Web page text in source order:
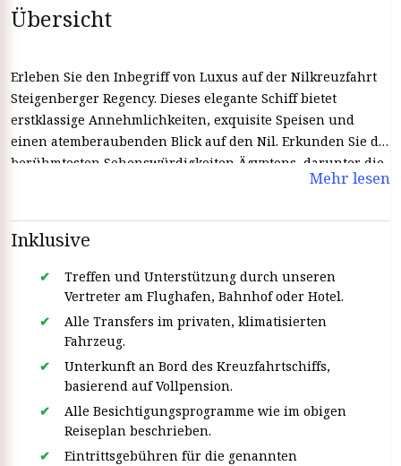
Übersicht
Erleben Sie den Inbegriff von Luxus auf der Nilkreuzfahrt
Steigenberger Regency. Dieses elegante Schiff bietet
erstklassige Annehmlichkeiten, exquisite Speisen und
einen atemberaubenden Blick auf den Nil. Erkunden Sie die
berühmtesten Sehenswürdigkeiten Ägyptens, darunter die
Tempel von Luxor und Karnak, das Tal der Könige und die
und komfortablen Unterkünften sorgt das Steigenberger
Regency für eine unvergessliche Reise durch die antike
Geschichte und atemberaubende Landschaften.
Mehr lesen
Inklusive
Treffen und Unterstützung durch unseren
Vertreter am Flughafen, Bahnhof oder Hotel.
Alle Transfers im privaten, klimatisierten
Fahrzeug.
Unterkunft an Bord des Kreuzfahrtschiffs,
basierend auf Vollpension.
Alle Besichtigungsprogramme wie im obigen
Reiseplan beschrieben.
Eintrittsgebühren für die genannten